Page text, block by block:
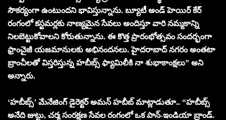
సౌక‌ర్యంగా ఉంటుందని భావిస్తున్నాను. బ్యూటీ అండ్ హెయిర్ కేర్
రంగంలో కస్టమర్లకు నాణ్య‌మైన సేవ‌లు అందిస్తూ వారి న‌మ్మ‌కాన్ని
నిల‌బెట్టుకోవాల‌ని కోరుతున్నాను. ఈ కొత్త ప్రారంభోత్సవం సంద‌ర్భంగా
ఫ్రాంచైజీ యజమానులకు అభినందనలు. హైదరాబాద్ న‌గ‌రం అంతటా
బ్రాంచీల‌తో విస్తరిస్తున్న హబీబ్స్ ఫ్యామిలీకి నా శుభాకాంక్షలు” అని
అన్నారు.
‘హబీబ్స్’ మేనేజింగ్ డైరెక్టర్ అమన్ హబీబ్ మాట్లాడుతూ.. “హబీబ్స్
అనేది జుట్టు, చర్మ సంరక్షణ సేవల రంగంలో ఒక పాన్-ఇండియా బ్రాండ్.